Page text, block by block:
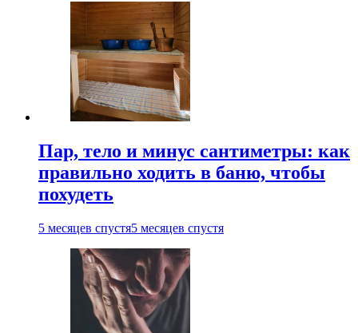
Пар, тело и минус сантиметры: как
правильно ходить в баню, чтобы
похудеть
5 месяцев спустя5 месяцев спустя